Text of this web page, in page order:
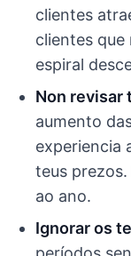
clientes
clientes que
espiral
Non revisar
aumento
experiencia
teus
ao ano.
Ignorar os